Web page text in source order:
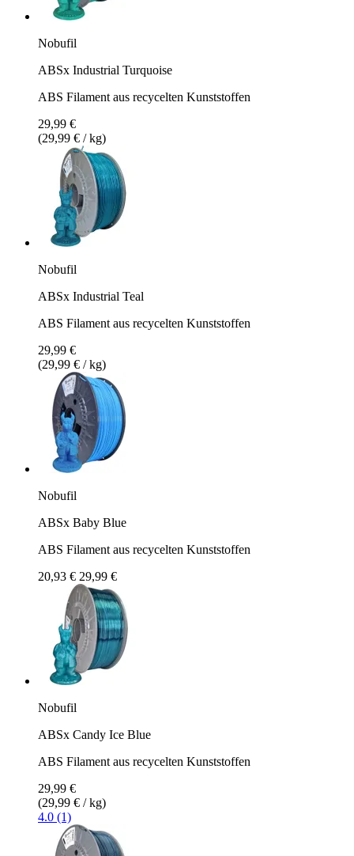
Nobufil
ABSx Industrial Turquoise
ABS Filament aus recycelten Kunststoffen
29,99 €
(29,99 € / kg)
Nobufil
ABSx Industrial Teal
ABS Filament aus recycelten Kunststoffen
29,99 €
(29,99 € / kg)
Nobufil
ABSx Baby Blue
ABS Filament aus recycelten Kunststoffen
20,93 € 29,99 €
Nobufil
ABSx Candy Ice Blue
ABS Filament aus recycelten Kunststoffen
29,99 €
(29,99 € / kg)
4.0 (1)